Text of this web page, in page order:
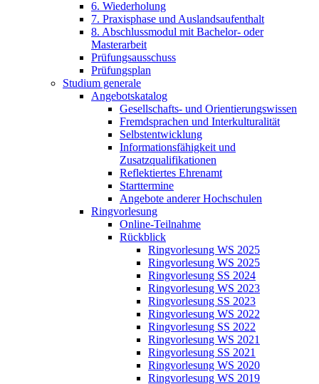
6. Wiederholung
7. Praxisphase und Auslandsaufenthalt
8. Abschlussmodul mit Bachelor- oder
Masterarbeit
Prüfungsausschuss
Prüfungsplan
Studium generale
Angebotskatalog
Gesellschafts- und Orientierungswissen
Fremdsprachen und Interkulturalität
Selbstentwicklung
Informationsfähigkeit und
Zusatzqualifikationen
Reflektiertes Ehrenamt
Starttermine
Angebote anderer Hochschulen
Ringvorlesung
Online-Teilnahme
Rückblick
Ringvorlesung WS 2025
Ringvorlesung WS 2025
Ringvorlesung SS 2024
Ringvorlesung WS 2023
Ringvorlesung SS 2023
Ringvorlesung WS 2022
Ringvorlesung SS 2022
Ringvorlesung WS 2021
Ringvorlesung SS 2021
Ringvorlesung WS 2020
Ringvorlesung WS 2019